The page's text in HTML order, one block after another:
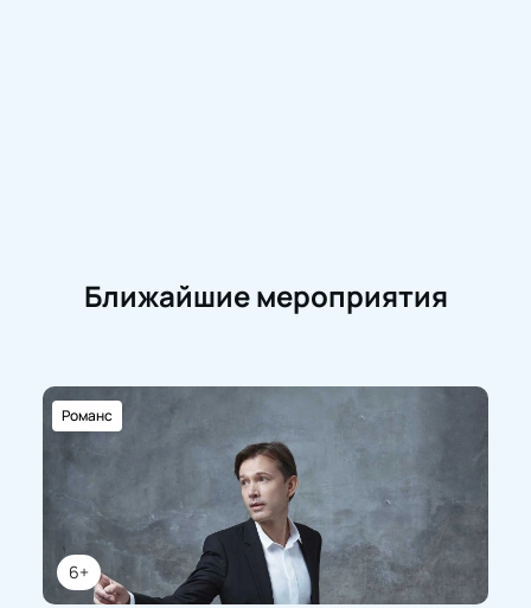
Ближайшие мероприятия
6+
Романс